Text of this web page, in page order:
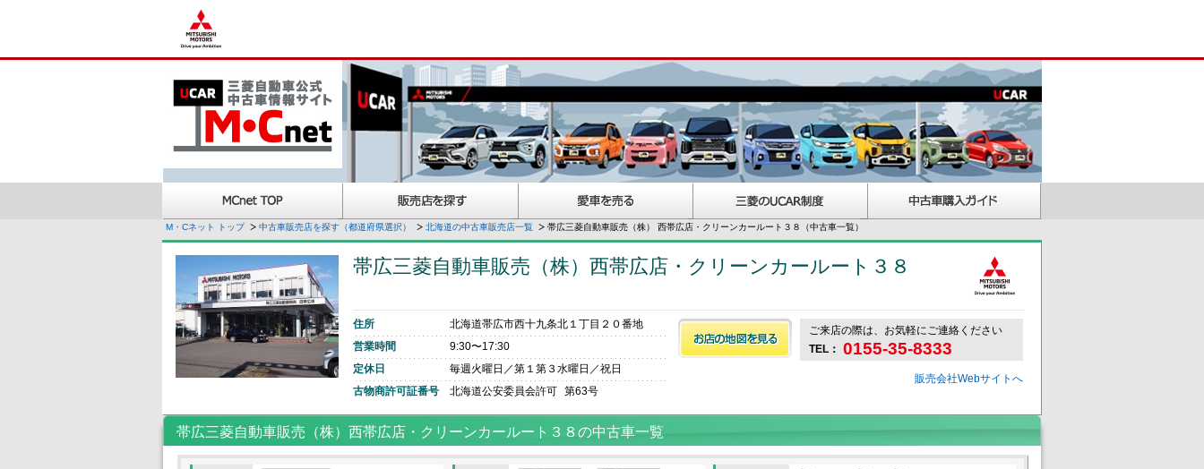
M・Cネット トップ 中古車販売店を探す（都道府県選択） 北海道の中古車販売店一覧 帯広三菱自動車販売（株） 西帯広店・クリーンカールート３８（中古車一覧）
帯広三菱自動車販売（株）西帯広店・クリーンカールート３８
住所
北海道帯広市西十九条北１丁目２０番地
営業時間
9:30〜17:30
定休日
毎週火曜日／第１第３水曜日／祝日
古物商許可証番号
北海道公安委員会許可 第63号
ご来店の際は、お気軽にご連絡ください
TEL： 0155-35-8333
販売会社Webサイトへ
帯広三菱自動車販売（株）西帯広店・クリーンカールート３８の中古車一覧